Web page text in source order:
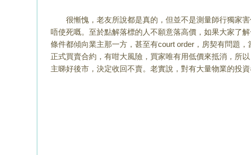
很慚愧，老友所說都是真的，但並不是測量師行獨家害
態，唔平就會買，唔買又唔使死嘅。至於點解 落標的人不
內容就可以明白，所有招標合約都是一樣，全部條件都傾
有問題，當買家落標之後，就代表一定要買，只要業主簽
險，買家唯有用低價來抵消，所以，大多數招標最後都是